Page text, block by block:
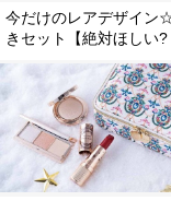
今だけのレアデザイン
きセット【絶対ほしい?